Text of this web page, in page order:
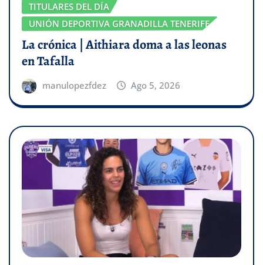
TITULARES DEL DÍA
UNIÓN DEPORTIVA GRANADILLA TENERIFE
La crónica | Aithiara doma a las leonas
en Tafalla
manulopezfdez Ago 5, 2026